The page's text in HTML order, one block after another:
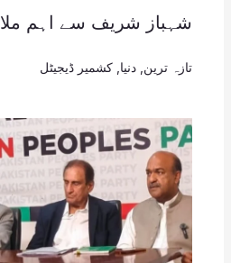
شہباز شریف سے اہم
تازہ ترین دنیا کشمیر ڈیجیٹل